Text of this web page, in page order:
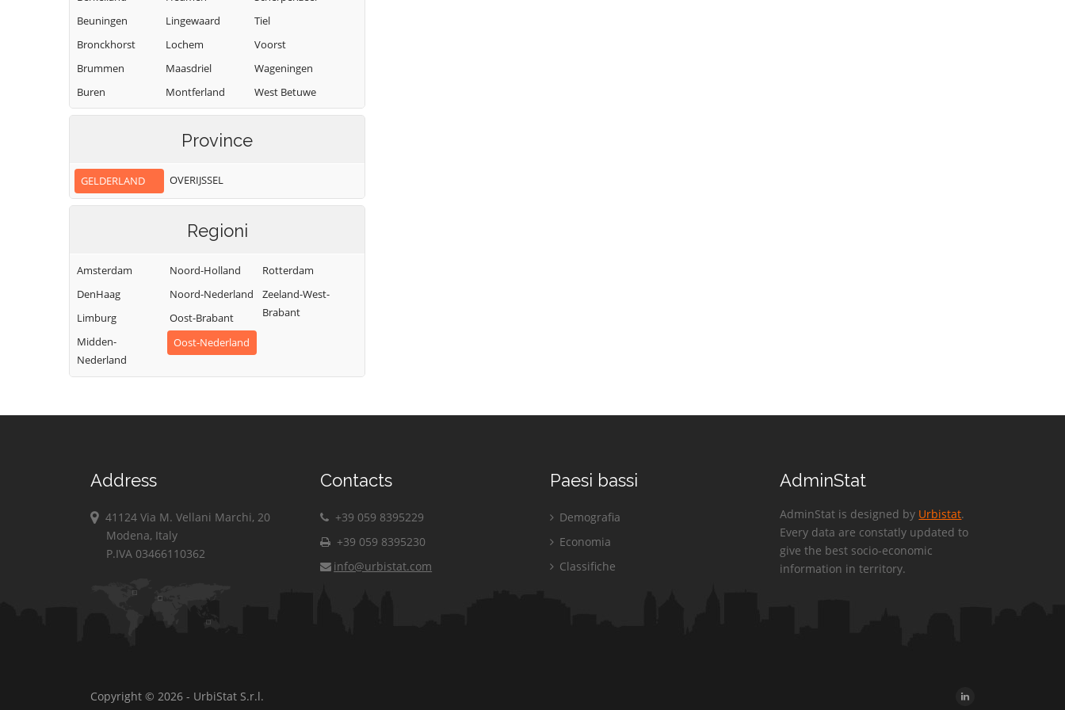
Beuningen
Bronckhorst
Brummen
Buren
Culemborg
Druten
Lingewaard
Lochem
Maasdriel
Montferland
Neder-Betuwe
Nijkerk
Nunspeet
Oost Gelre
Tiel
Voorst
Wageningen
West Betuwe
West Maas en
Winterswijk
Zutphen
Province
GELDERLAND OVERIJSSEL
Regioni
Amsterdam
DenHaag
Limburg
Midden-
Nederland
Noord-Holland
Noord-Nederland
Oost-Brabant
Oost-Nederland
Rotterdam
Zeeland-West-
Brabant
Address
41124 Via M. Vellani Marchi, 20
Modena, Italy
P.IVA 03466110362
Contacts
+39 059 8395229
+39 059 8395230
info@urbistat.com
Paesi bassi
Demografia
Economia
Classifiche
AdminStat
AdminStat is designed by Urbistat.
Every data are constatly updated to
give the best socio-economic
information in territory.
Copyright © 2026 - UrbiStat S.r.l.